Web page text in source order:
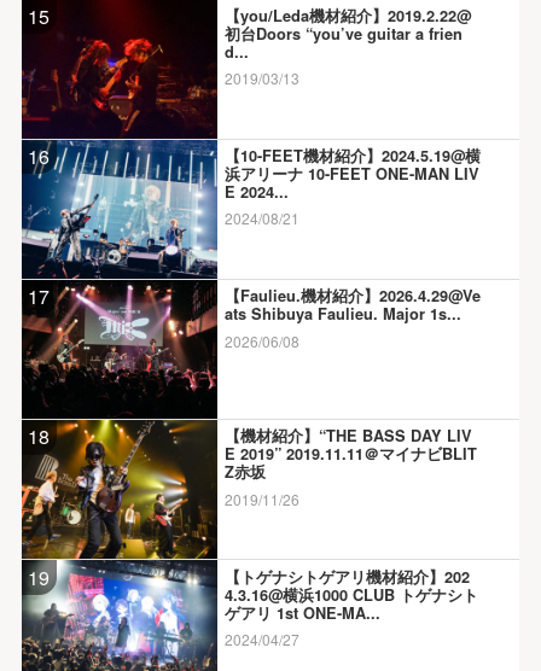
15
【you/Leda機材紹介】2019.2.22@
初台Doors “you’ve guitar a frien
d...
2019/03/13
16
【10-FEET機材紹介】2024.5.19@横
浜アリーナ 10-FEET ONE-MAN LIV
E 2024...
2024/08/21
17
【Faulieu.機材紹介】2026.4.29@Ve
ats Shibuya Faulieu. Major 1s...
2026/06/08
18
【機材紹介】“THE BASS DAY LIV
E 2019” 2019.11.11＠マイナビBLIT
Z赤坂
2019/11/26
19
【トゲナシトゲアリ機材紹介】202
4.3.16@横浜1000 CLUB トゲナシト
ゲアリ 1st ONE-MA...
2024/04/27